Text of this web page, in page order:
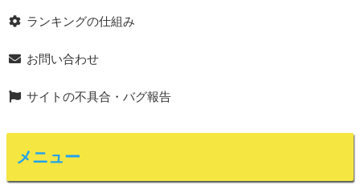
ランキングの仕組み
お問い合わせ
サイトの不具合・バグ報告
メニュー